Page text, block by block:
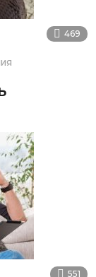
469
551